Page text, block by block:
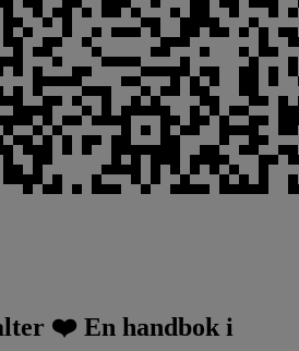
❤️ En handbok i